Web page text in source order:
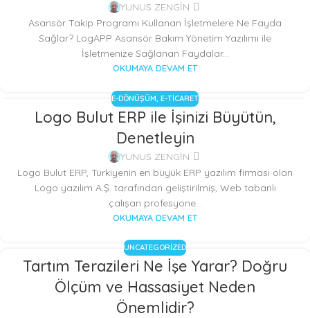
YUNUS ZENGİN
Asansör Takip Programı Kullanan İşletmelere Ne Fayda
Sağlar? LogAPP Asansör Bakım Yönetim Yazılımı ile
İşletmenize Sağlanan Faydalar...
OKUMAYA DEVAM ET
E-DÖNÜŞÜM, E-TICARET
Logo Bulut ERP ile İşinizi Büyütün,
Denetleyin
YUNUS ZENGİN
Logo Bulut ERP, Türkiyenin en büyük ERP yazılım firması olan
Logo yazılım A.Ş. tarafından geliştirilmiş, Web tabanlı
çalışan profesyone...
OKUMAYA DEVAM ET
UNCATEGORIZED
Tartım Terazileri Ne İşe Yarar? Doğru
Ölçüm ve Hassasiyet Neden
Önemlidir?